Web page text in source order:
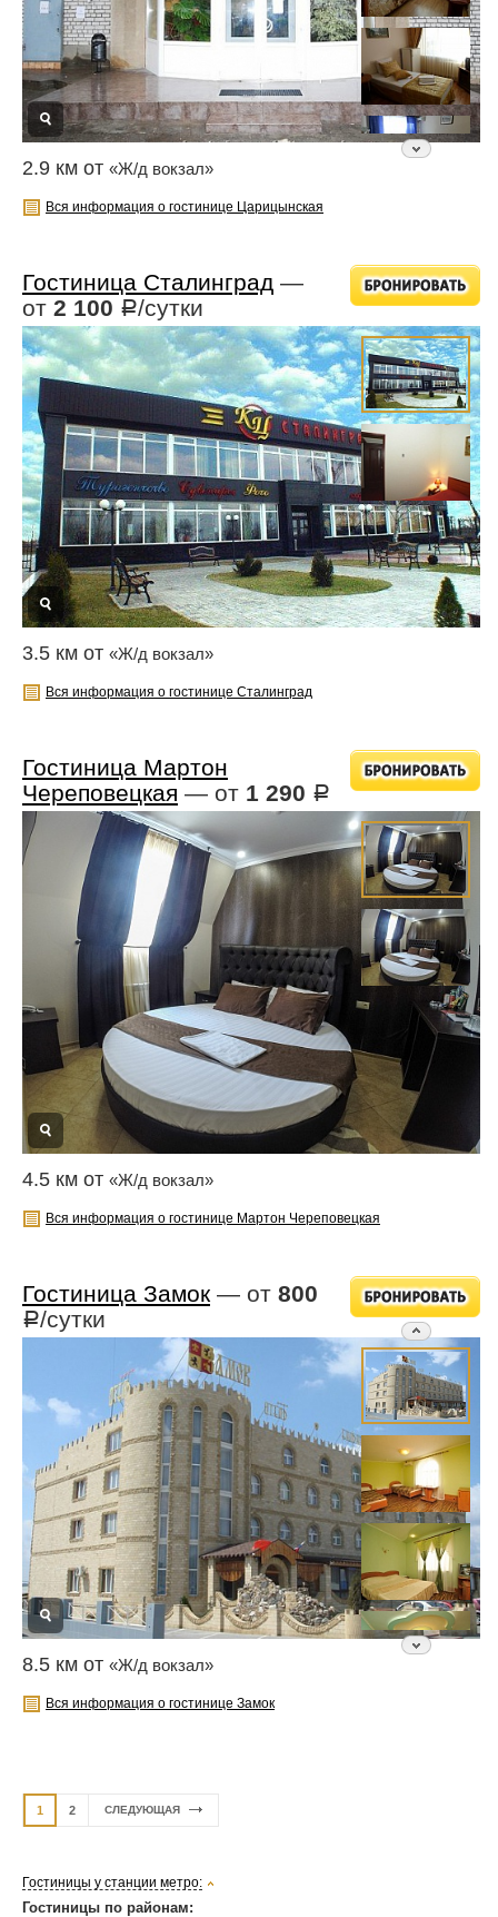
2.9 км от «Ж/д вокзал»
Вся информация о гостинице Царицынская
Гостиница Сталинград —
от 2 100 Р/сутки
3.5 км от «Ж/д вокзал»
Вся информация о гостинице Сталинград
Гостиница Мартон
Череповецкая — от 1 290 Р
4.5 км от «Ж/д вокзал»
Вся информация о гостинице Мартон Череповецкая
Гостиница Замок — от 800
Р/сутки
8.5 км от «Ж/д вокзал»
Вся информация о гостинице Замок
1 2 СЛЕДУЮЩАЯ
Гостиницы у станции метро:
Гостиницы по районам: